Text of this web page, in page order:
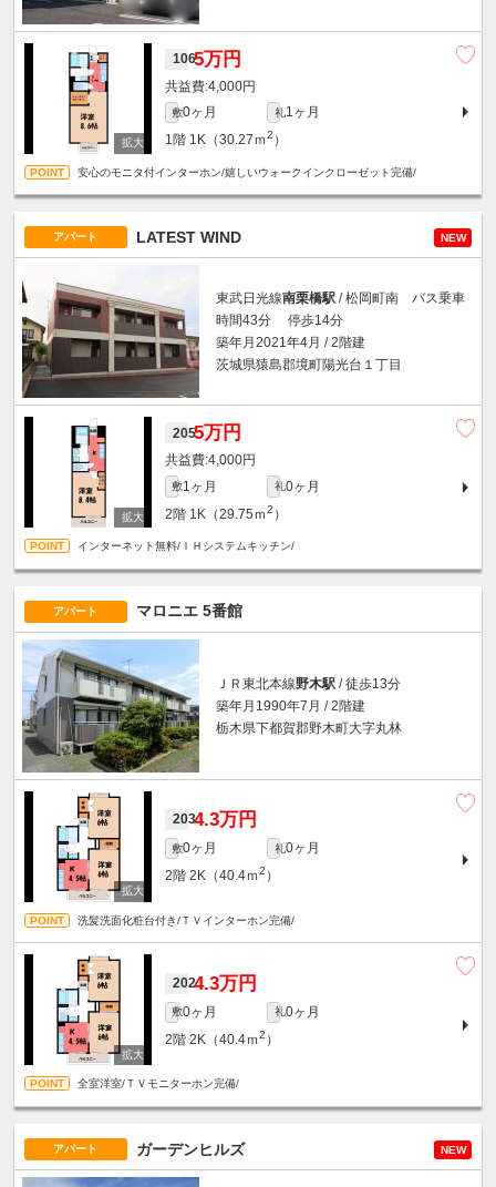
1065万円
4,000円
敷0ヶ月 礼1ヶ月
1階 1K（30.27ｍ2 ）
安心のモニタ付インターホン/嬉しいウォークインクローゼット完備/
アパート LATEST WIND NEW
東武日光線南栗橋駅 / 松岡町南 バス乗車
時間43分 停歩14分
築年月2021年4月 / 2階建
茨城県猿島郡境町陽光台１丁目
2055万円
4,000円
敷1ヶ月 礼0ヶ月
2階 1K（29.75ｍ2 ）
インターネット無料/ＩＨシステムキッチン/
アパート マロニエ 5番館
ＪＲ東北本線野木駅 / 徒歩13分
築年月1990年7月 / 2階建
栃木県下都賀郡野木町大字丸林
2034.3万円
敷0ヶ月 礼0ヶ月
2階 2K（40.4ｍ2 ）
洗髪洗面化粧台付き/ＴＶインターホン完備/
2024.3万円
敷0ヶ月 礼0ヶ月
2階 2K（40.4ｍ2 ）
全室洋室/ＴＶモニターホン完備/
アパート ガーデンヒルズ NEW